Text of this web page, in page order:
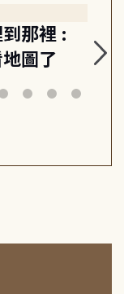
那裡 :
圖了
美